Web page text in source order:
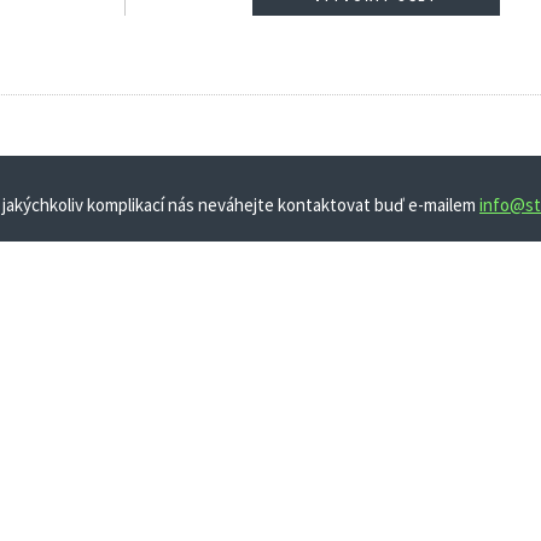
jakýchkoliv komplikací nás neváhejte kontaktovat buď e-mailem